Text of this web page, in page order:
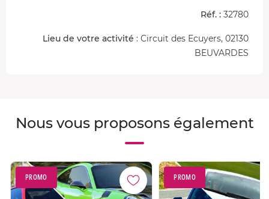
permettent plusieurs configurations pour laisser libre
virages en tout genre et de deux belles lignes droites !
Réf. : 32780
Lieu de votre activité : Circuit des Ecuyers, 02130
BEUVARDES
Nous vous proposons également
PROMO PROMO